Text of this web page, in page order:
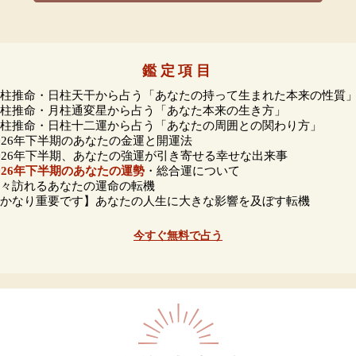
鑑定項目
推命・日柱天干から占う「あなたの持って生まれた本来の性質
推命・月柱通変星から占う「あなた本来の生き方」
推命・日柱十二運から占う「あなたの周囲との関わり方」
年下半期のあなたの金運と開運法
年下半期、あなたの強運が引き寄せる幸せな出来事
年下半期のあなたの運勢 ・総合運について
訪れるあなたの運命の転機
なり重要です】あなたの人生に大きな影響を及ぼす転機
今すぐ無料で占う